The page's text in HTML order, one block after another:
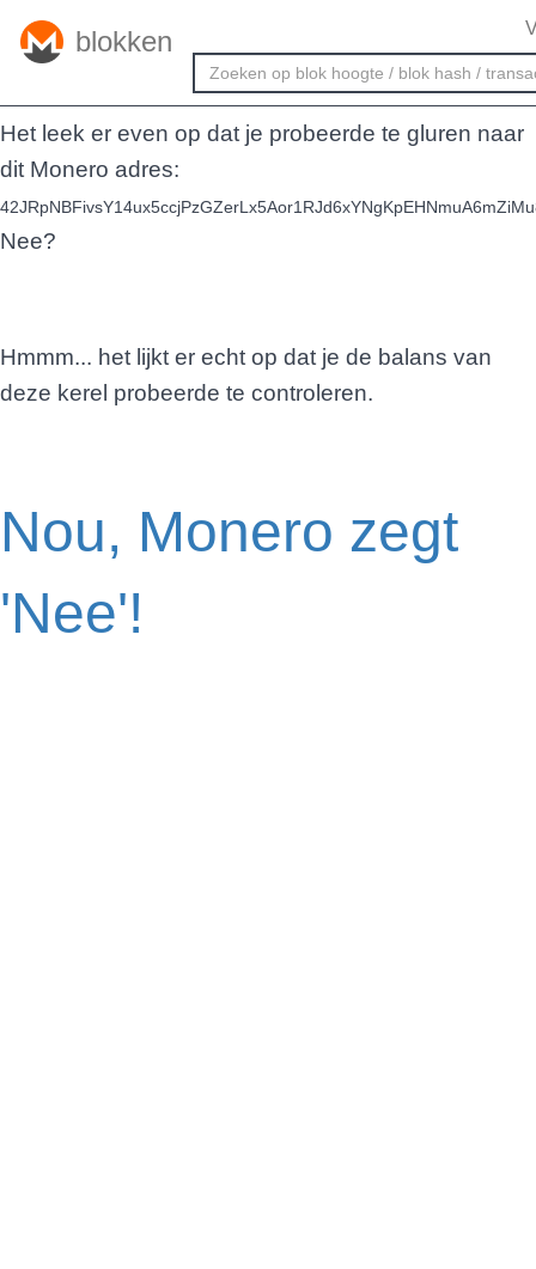
blokken
Uh-oh
Het leek er even op dat je probeerde te gluren naar
dit Monero adres:
Nee?
Hmmm... het lijkt er echt op dat je de balans van
deze kerel probeerde te controleren.
Nou, Monero zegt
'Nee'!